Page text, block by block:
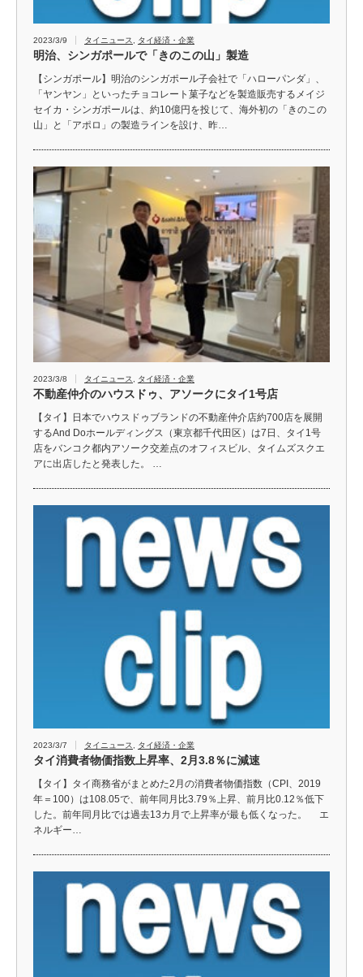
2023/3/9 タイニュース タイ経済・企業
明治、シンガポールで「きのこの山」製造
【シンガポール】明治のシンガポール子会社で「ハローパンダ」、
「ヤンヤン」といったチョコレート菓子などを製造販売するメイジ
セイカ・シンガポールは、約10億円を投じて、海外初の「きのこの
山」と「アポロ」の製造ラインを設け、昨…
2023/3/8 タイニュース タイ経済・企業
不動産仲介のハウスドゥ、アソークにタイ1号店
【タイ】日本でハウスドゥブランドの不動産仲介店約700店を展開
するAnd Doホールディングス（東京都千代田区）は7日、タイ1号
店をバンコク都内アソーク交差点のオフィスビル、タイムズスクエ
アに出店したと発表した。 …
2023/3/7 タイニュース タイ経済・企業
タイ消費者物価指数上昇率、2月3.8％に減速
【タイ】タイ商務省がまとめた2月の消費者物価指数（CPI、2019
年＝100）は108.05で、前年同月比3.79％上昇、前月比0.12％低下
した。前年同月比では過去13カ月で上昇率が最も低くなった。 エ
ネルギー…